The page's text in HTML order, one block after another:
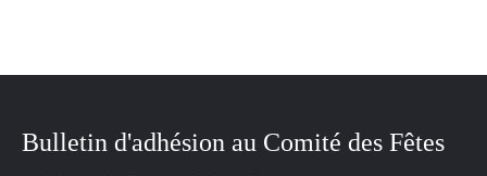
Bulletin d'adhésion au Comité des Fêtes